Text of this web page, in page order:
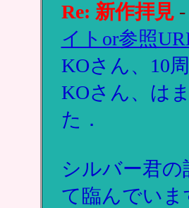
Re: 新作拝見-
イトor参照
KOさん、10
KOさん、は
た．
シルバー君
て臨んでいま